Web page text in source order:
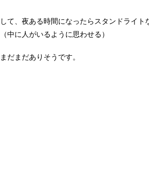
て、夜ある時間になったらスタンドライト
中に人がいるように思わせる）
だまだありそうです。